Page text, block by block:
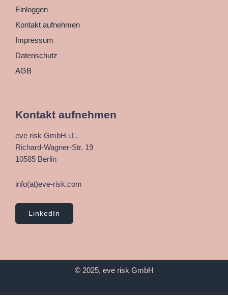
Einloggen
Kontakt aufnehmen
Impressum
Datenschutz
AGB
Kontakt aufnehmen
eve risk GmbH i.L.
Richard-Wagner-Str. 19
10585 Berlin
info(at)eve-risk.com
LinkedIn
© 2025, eve risk GmbH